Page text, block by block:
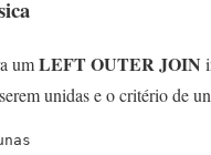
umLEFT OUTER JOIN
unidas e o critério de